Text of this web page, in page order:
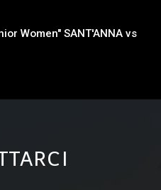
Women" SANT'ANNA vs